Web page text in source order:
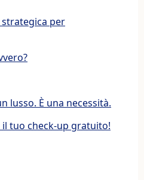
strategica per
lusso. È una necessità.
il tuo check-up gratuito!